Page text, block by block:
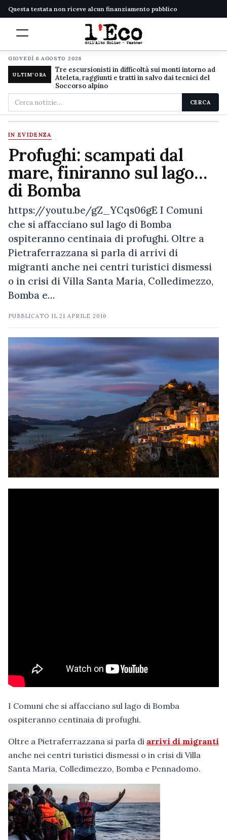
Questa testata non riceve alcun finanziamento pubblico
GIOVEDÌ 6 AGOSTO 2026
ULTIM'ORA
Tre escursionisti in difficoltà sui monti intorno ad
Ateleta, raggiunti e tratti in salvo dai tecnici del
Soccorso alpino
Cerca
nel
sito
CERCA
IN EVIDENZA
Profughi: scampati dal
mare, finiranno sul lago…
di Bomba
https://youtu.be/gZ_YCqs06gE I Comuni
che si affacciano sul lago di Bomba
ospiteranno centinaia di profughi. Oltre a
Pietraferrazzana si parla di arrivi di
migranti anche nei centri turistici dismessi
o in crisi di Villa Santa Maria, Colledimezzo,
Bomba e…
PUBBLICATO IL21 APRILE 2016
I Comuni che si affacciano sul lago di Bomba
ospiteranno centinaia di profughi.
Oltre a Pietraferrazzana si parla di arrivi di migranti
anche nei centri turistici dismessi o in crisi di Villa
Santa Maria, Colledimezzo, Bomba e Pennadomo.